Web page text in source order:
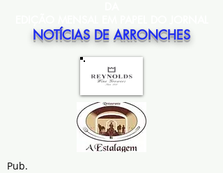
NOTÍCIAS DE ARRONCHES
Pub.